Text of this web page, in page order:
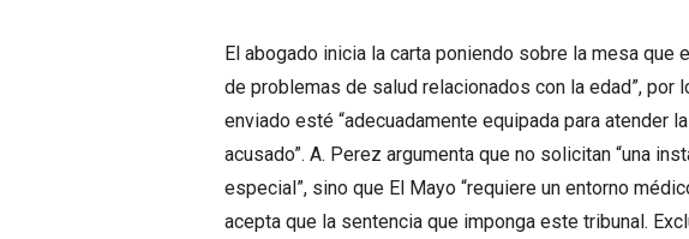
El abogado inicia la carta poniendo sobre la mesa que
de problemas de salud relacionados con la edad”, por
enviado esté “adecuadamente equipada para atender
acusado”. A. Perez argumenta que no solicitan “una
especial”, sino que El Mayo “requiere un entorno
acepta que la sentencia que imponga este tribunal.